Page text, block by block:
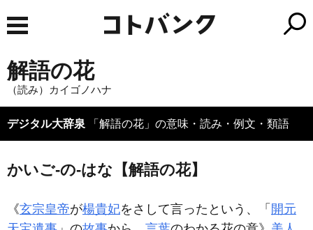
解語の花
（読み）カイゴノハナ
デジタル大辞泉 「解語の花」の意味・読み・例文・類語
かいご‐の‐はな【解語の花】
《玄宗皇帝が楊貴妃をさして言ったという、「 開元